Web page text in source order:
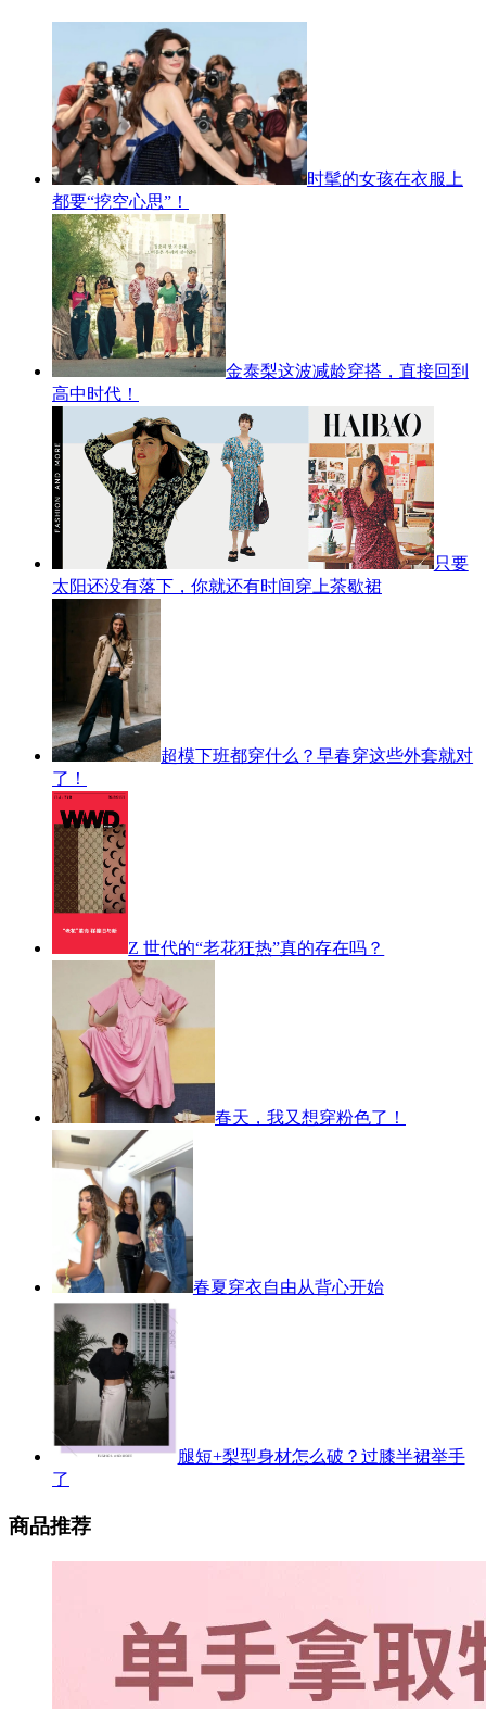
时髦的女孩在衣服上
都要“挖空心思”！
金泰梨这波减龄穿搭，直接回到
高中时代！
只要
太阳还没有落下，你就还有时间穿上茶歇裙
超模下班都穿什么？早春穿这些外套就对
了！
Z 世代的“老花狂热”真的存在吗？
春天，我又想穿粉色了！
春夏穿衣自由从背心开始
腿短+梨型身材怎么破？过膝半裙举手
了
商品推荐